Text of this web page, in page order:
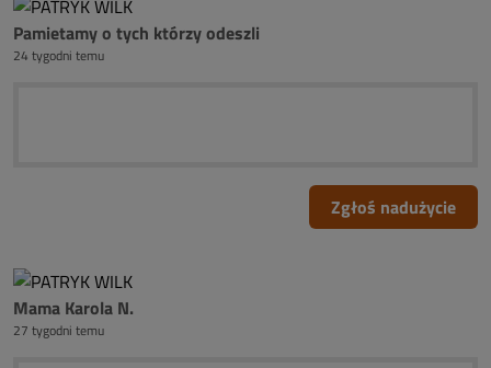
Pamietamy o tych którzy odeszli
24 tygodni temu
Zgłoś nadużycie
Mama Karola N.
27 tygodni temu